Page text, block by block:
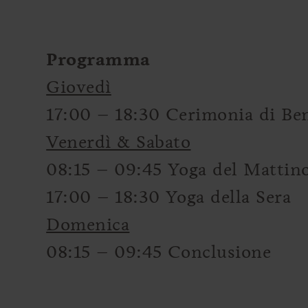
Programma
Giovedì
17:00 – 18:30 Cerimonia di
Venerdì & Sabato
08:15 – 09:45 Yoga del
17:00 – 18:30 Yoga della Sera
Domenica
08:15 – 09:45 Conclusione